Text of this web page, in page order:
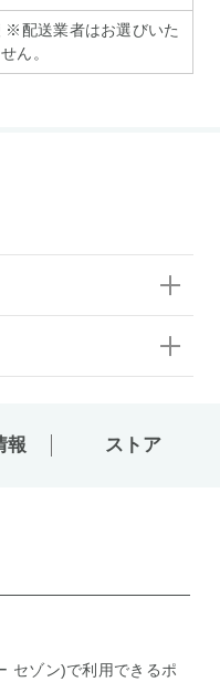
※配送業者はお選びいた
ん。
報 ストア
セゾン)で利用できるポ